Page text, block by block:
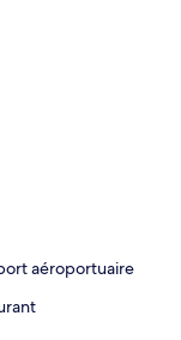
endroit agréable
boissons
et Musée Fort
en voiture. Les
serviable.
aéroportuaire